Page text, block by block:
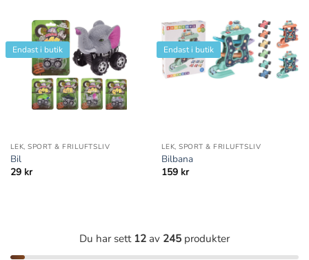
899 kr. 499 kr.
Endast i butik
LEK, SPORT & FRILUFTSLIV
Bil
29 kr
Endast i butik
LEK, SPORT & FRILUFTSLIV
Bilbana
159 kr
Du har sett 12 av 245 produkter